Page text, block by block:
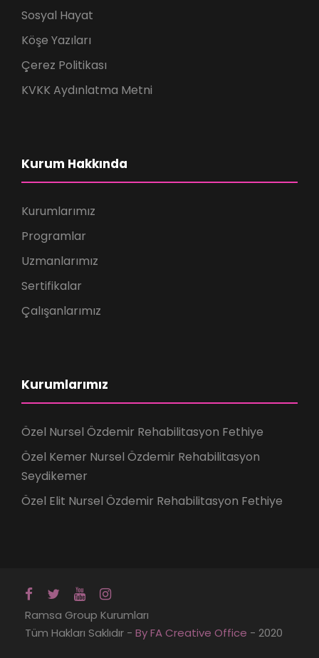
Sosyal Hayat
Köşe Yazıları
Çerez Politikası
KVKK Aydınlatma Metni
Kurum Hakkında
Kurumlarımız
Programlar
Uzmanlarımız
Sertifikalar
Çalışanlarımız
Kurumlarımız
Özel Nursel Özdemir Rehabilitasyon Fethiye
Özel Kemer Nursel Özdemir Rehabilitasyon
Seydikemer
Özel Elit Nursel Özdemir Rehabilitasyon Fethiye
Ramsa Group Kurumları
Tüm Hakları Saklıdır - By FA Creative Office - 2020